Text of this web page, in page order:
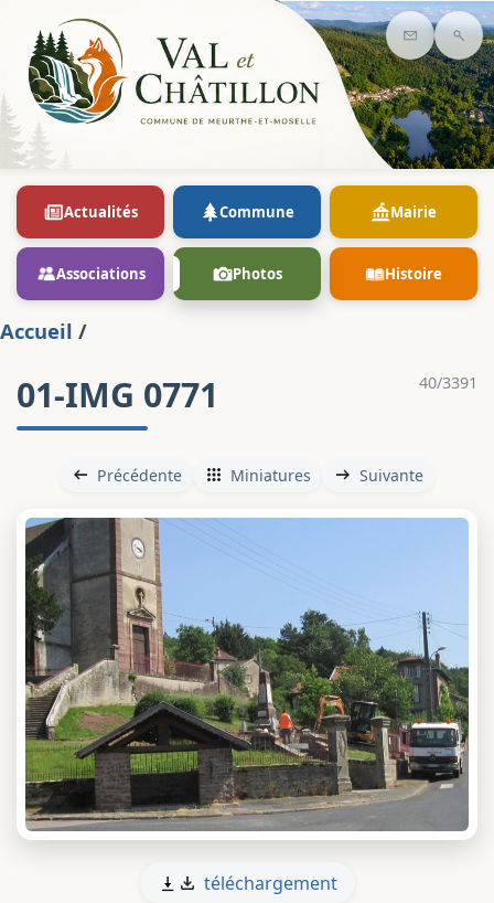
Contact
Actualités Commune Mairie
Associations Photos Histoire
Accueil /
40/3391
01-IMG 0771
Précédente Miniatures Suivante
téléchargement